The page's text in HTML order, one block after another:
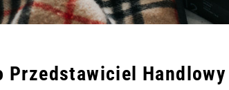
Przedstawiciel Handlowy